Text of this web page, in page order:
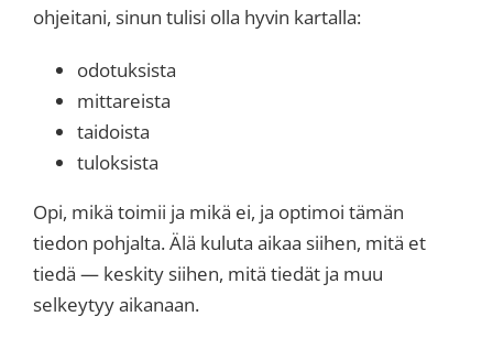
ohjeitani, sinun tulisi olla hyvin kartalla:
odotuksista
mittareista
taidoista
tuloksista
Opi, mikä toimii ja mikä ei, ja optimoi tämän
tiedon pohjalta. Älä kuluta aikaa siihen, mitä et
tiedä — keskity siihen, mitä tiedät ja muu
selkeytyy aikanaan.